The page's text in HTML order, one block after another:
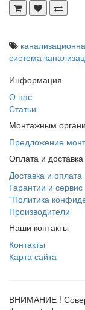
система
Информация
О нас
Статьи
Монтажным
Предложение
Оплата и доставка
Доставка и оплата
Гарантии и сервис
"Политика
Производители
Наши контакты
Контакты
Карта сайта
ВНИМАНИЕ !